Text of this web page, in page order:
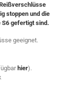
stoppen und die
gefertigt sind.
geeignet.
hier).